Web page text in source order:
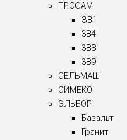
ПРОСАМ
ЗВ1
3B4
3B8
3B9
СЕЛЬМАШ
СИМЕКО
ЭЛЬБОР
Базальт
Гранит